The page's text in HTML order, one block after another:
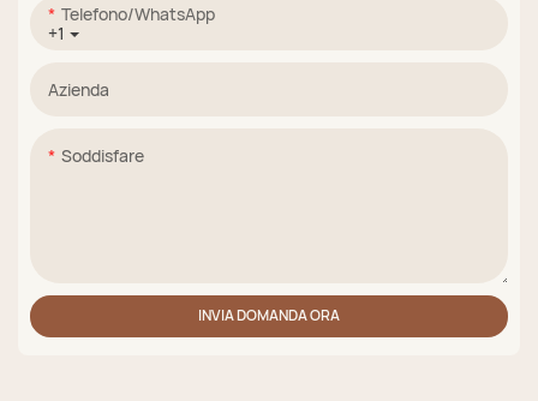
+1
Telefono/WhatsApp
Azienda
Soddisfare
INVIA DOMANDA ORA